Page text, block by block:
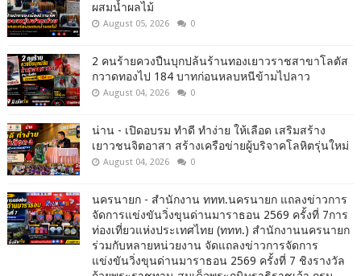
ผสมน้ำผลไม้
August 05, 2026 0
2 คนร้ายควงปืนบุกปล้นร้านทองเยาวราชสาขาโลตัส
กวาดทองไป 184 บาทก่อนหลบหนีข้ามไปลาว
August 04, 2026 0
น่าน - เปิดอบรม ทำดี ทำง่าย ให้เลือด เสริมสร้าง
เยาวชนจิตอาสา สร้างเครือข่ายผู้บริจาคโลหิตรุ่นใหม่
August 04, 2026 0
นครนายก - สำนักงาน ททท.นครนายก แถลงข่าวการ
จัดการแข่งขันวิ่งขุนด่านมาราธอน 2569 ครั้งที่ 7การ
ท่องเที่ยวแห่งประเทศไทย (ททท.) สำนักงานนครนายก
ร่วมกับหลายหน่วยงาน จัดแถลงข่าวการจัดการ
แข่งขันวิ่งขุนด่านมาราธอน 2569 ครั้งที่ 7 ชิงรางวัล